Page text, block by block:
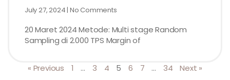
July 27, 2024 No Comments
20 Maret 2024 Metode: Multi stage Random
Sampling di 2.000 TPS Margin of
« Previous 1 … 3 4 5 6 7 … 34 Next »